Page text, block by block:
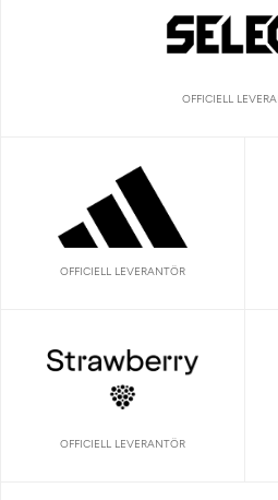
OFFICIELL
OFFICIELL LEVERANTÖR
OFFICIELL LEVERANTÖR